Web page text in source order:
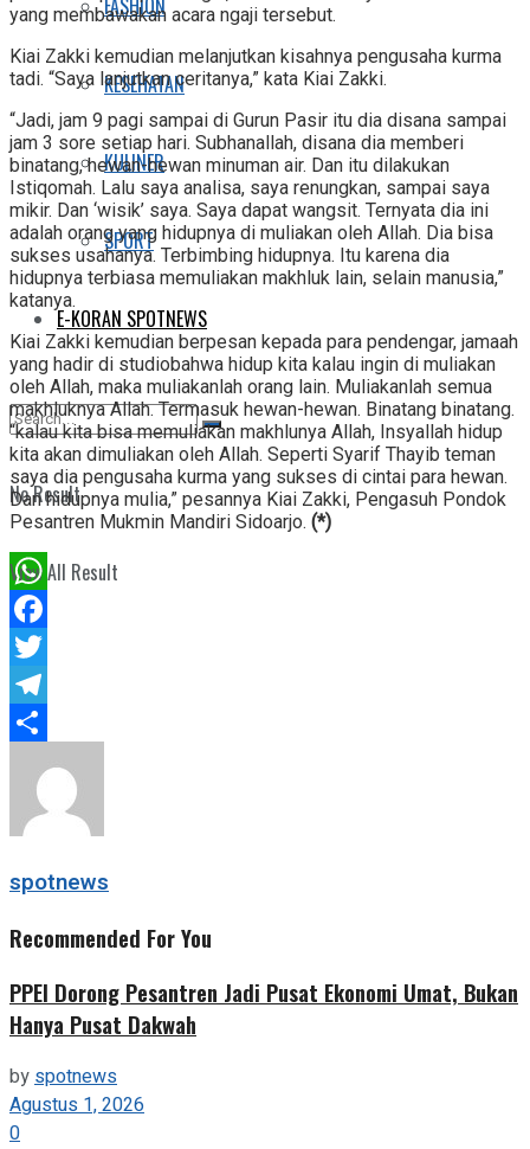
FASHION
KESEHATAN
KULINER
SPORT
E-KORAN SPOTNEWS
No Result
View All Result
yang membawakan acara ngaji tersebut.
Kiai Zakki kemudian melanjutkan kisahnya pengusaha kurma
tadi. “Saya lanjutkan ceritanya,” kata Kiai Zakki.
“Jadi, jam 9 pagi sampai di Gurun Pasir itu dia disana sampai
jam 3 sore setiap hari. Subhanallah, disana dia memberi
binatang, hewan-hewan minuman air. Dan itu dilakukan
Istiqomah. Lalu saya analisa, saya renungkan, sampai saya
mikir. Dan ‘wisik’ saya. Saya dapat wangsit. Ternyata dia ini
adalah orang yang hidupnya di muliakan oleh Allah. Dia bisa
sukses usahanya. Terbimbing hidupnya. Itu karena dia
hidupnya terbiasa memuliakan makhluk lain, selain manusia,”
katanya.
Kiai Zakki kemudian berpesan kepada para pendengar, jamaah
yang hadir di studiobahwa hidup kita kalau ingin di muliakan
oleh Allah, maka muliakanlah orang lain. Muliakanlah semua
makhluknya Allah. Termasuk hewan-hewan. Binatang binatang.
“kalau kita bisa memuliakan makhlunya Allah, Insyallah hidup
kita akan dimuliakan oleh Allah. Seperti Syarif Thayib teman
saya dia pengusaha kurma yang sukses di cintai para hewan.
Dan hidupnya mulia,” pesannya Kiai Zakki, Pengasuh Pondok
Pesantren Mukmin Mandiri Sidoarjo. (*)
WhatsApp
Facebook
Twitter
Telegram
spotnews
Recommended For You
PPEI Dorong Pesantren Jadi Pusat Ekonomi Umat, Bukan
Hanya Pusat Dakwah
by spotnews
Agustus 1, 2026
0